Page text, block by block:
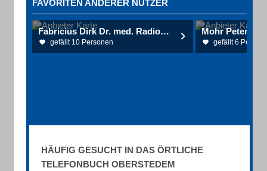
FAVORITEN ANDERER NUTZER
Fabricius Dirk Dr. med. Radiologe
gefällt 10 Personen gefällt 6
HÄUFIG GESUCHT IN DAS ÖRTLICHE
TELEFONBUCH OBERSTEDEM